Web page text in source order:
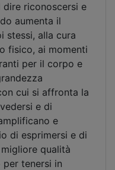
dire riconoscersi e
aumenta il
stessi, alla cura
fisico, ai momenti
per il corpo e
cui si affronta la
e di
e
di esprimersi e di
qualità
tenersi in